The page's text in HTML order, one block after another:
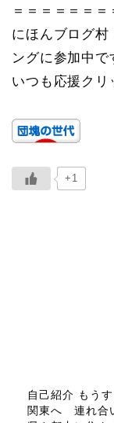
＝＝＝＝＝＝
にほんブログ村
ングに参加中で
いつも応援クリ
+1
自己紹介 もう
関東へ 連れ合